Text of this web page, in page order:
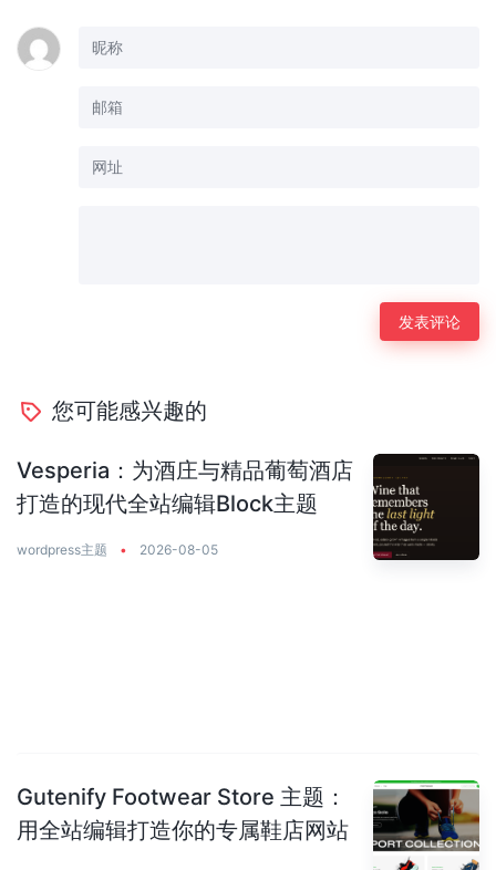
您可能感兴趣的
Vesperia：为酒庄与精品葡萄酒店
打造的现代全站编辑Block主题
wordpress主题 • 2026-08-05
Gutenify Footwear Store 主题：
用全站编辑打造你的专属鞋店网站